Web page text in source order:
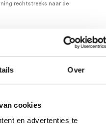
Over
cookies
en advertenties te
rechtstreeks naar de
op zoals u wilt, zonder dat
laadniveau of de toestand
in vergelijking met eerdere